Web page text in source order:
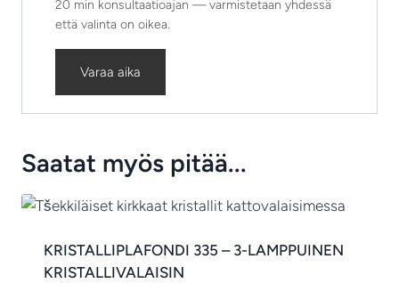
20 min konsultaatioajan — varmistetaan yhdessä
että valinta on oikea.
Varaa aika
Saatat myös pitää...
KRISTALLIPLAFONDI 335 – 3-LAMPPUINEN
KRISTALLIVALAISIN